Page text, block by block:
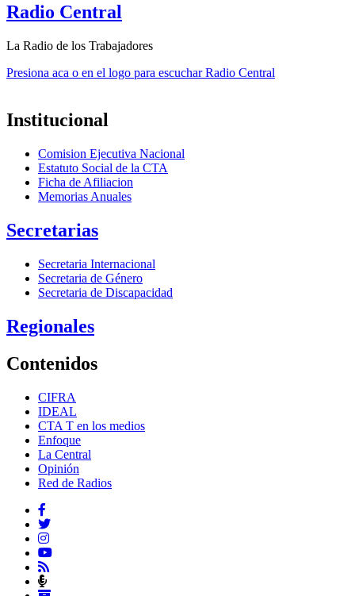
Radio Central
La Radio de los Trabajadores
Presiona aca o en el logo para escuchar Radio Central
Institucional
Comision Ejecutiva Nacional
Estatuto Social de la CTA
Ficha de Afiliacion
Memorias Anuales
Secretarias
Secretaria Internacional
Secretaria de Género
Secretaria de Discapacidad
Regionales
Contenidos
CIFRA
IDEAL
CTA T en los medios
Enfoque
La Central
Opinión
Red de Radios